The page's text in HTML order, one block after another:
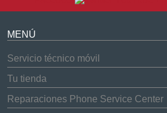
MENÚ
Servicio técnico móvil
Tu tienda
Reparaciones Phone Service Center